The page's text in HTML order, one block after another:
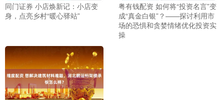
同门证券 小店焕新记：小店变
身，点亮乡村“暖心驿站”
粤有钱配资 如何将“投资名言”变
成“真金白银”？——探讨利用市
场的恐惧和贪婪情绪优化投资实
操